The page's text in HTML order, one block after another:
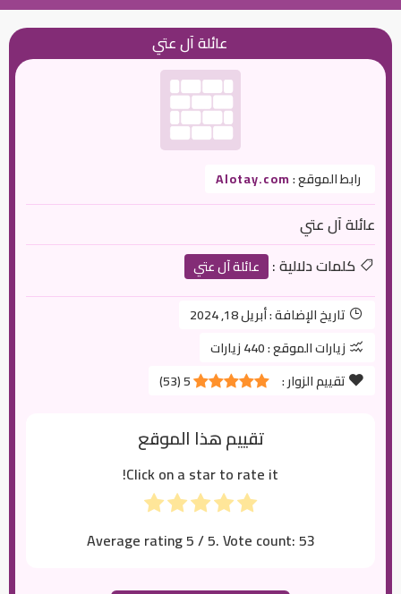
عائلة آل عتي
رابط الموقع :Alotay.com
عائلة آل عتي
كلمات دلالية :
عائلة آل عتي
تاريخ الإضافة :أبريل 18, 2024
زيارات الموقع :440 زيارات
تقييم الزوار :
5
(
53
)
تقييم هذا الموقع
Click on a star to rate it!
Average rating5/ 5. Vote count:53